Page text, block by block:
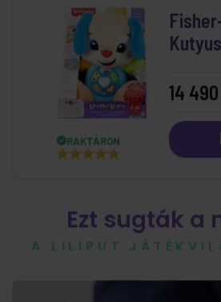
RAKTÁRON
14
Ezt sugták a
A LILIPUT